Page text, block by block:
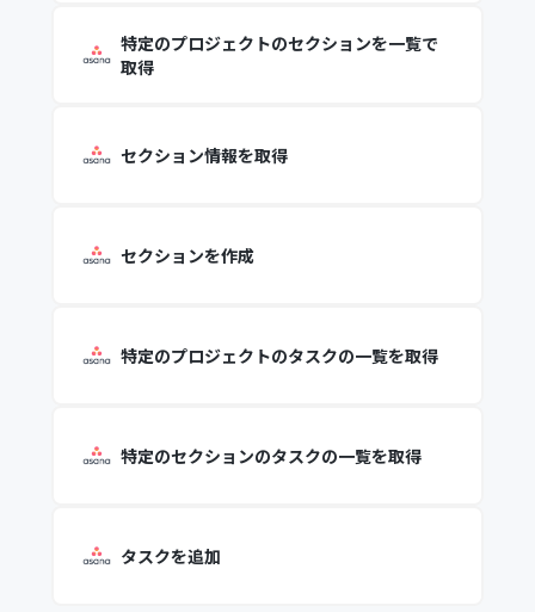
特定のプロジェクトのセクションを一覧で
取得
セクション情報を取得
セクションを作成
特定のプロジェクトのタスクの一覧を取得
特定のセクションのタスクの一覧を取得
タスクを追加